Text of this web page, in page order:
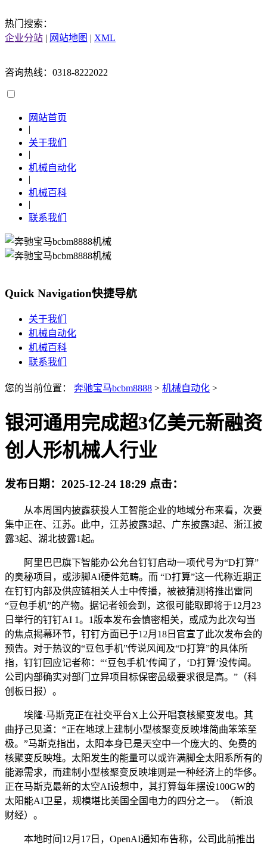
热门搜索：
企业分站 | 网站地图 | XML
咨询热线：0318-8222022
网站首页
|
关于我们
|
机械自动化
|
机械百科
|
联系我们
Quick Navigation快捷导航
关于我们
机械自动化
机械百科
联系我们
您的当前位置： 奔驰宝马bcbm8888 > 机械自动化 >
银河通用完成超3亿美元新融资
创人形机械人行业
发布日期： 2025-12-24 18:29 点击：
从本周国内披露获投人工智能企业的地域分布来看，次要
集中正在、江苏。此中，江苏披露3起、广东披露3起、浙江披
露3起、湖北披露1起。
阿里巴巴旗下智能办公允台钉钉启动一项代号为“D打算”
的奥秘项目，或涉脚AI硬件范畴。而 “D打算”这一代称近期正
在钉钉内部及供应链相关人士中传播，被被猜测将推出雷同
“豆包手机”的产物。据记者领会到，这很可能取即将于12月23
日举行的钉钉AI 1。1版本发布会慎密相关，或成为此次勾当
的焦点揭幕环节，钉钉方面已于12月18日官宣了此次发布会的
预告。对于热议的“豆包手机”传说风闻及“D打算”的具体所
指，钉钉回应记者称：“‘豆包手机’传闻了，‘D打算’没传闻。
公司内部确实对部门立异项目标保密品级要求很是高。”（科
创板日报）。
埃隆·马斯克正在社交平台X上公开唱衰核聚变发电。其
曲抒己见道：“正在地球上建制小型核聚变反映堆简曲笨笨至
极。”马斯克指出，太阳本身已是天空中一个庞大的、免费的
核聚变反映堆。太阳发生的能量可以或许满脚全太阳系所有的
能源需求，而建制小型核聚变反映堆则是一种经济上的华侈。
正在马斯克最新的太空AI设想中，其打算每年摆设100GW的
太阳能AI卫星，规模堪比美国全国电力的四分之一。（新浪
财经）。
本地时间12月17日，OpenAI通知布告称，公司此前推出